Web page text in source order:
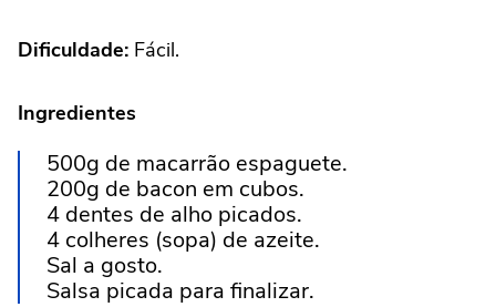
Dificuldade: Fácil.
Ingredientes
500g de macarrão espaguete.
200g de bacon em cubos.
4 dentes de alho picados.
4 colheres (sopa) de azeite.
Sal a gosto.
Salsa picada para finalizar.